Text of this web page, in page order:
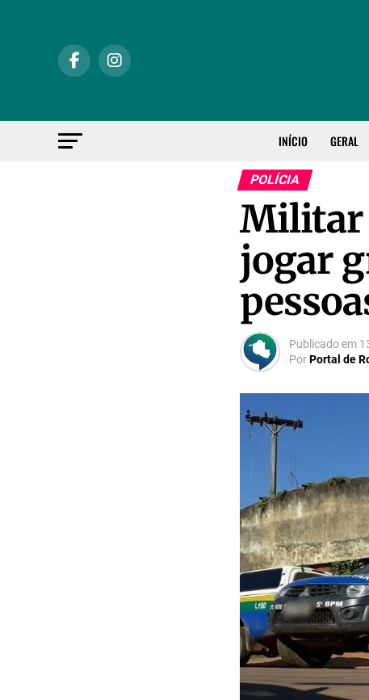
INÍCIO GERAL
POLÍCIA
Militar
jogar
Publicado em
PorPortal de